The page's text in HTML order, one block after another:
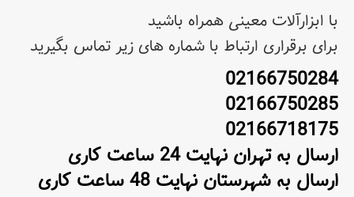
با ابزارآلات معینی همراه باشید
برای برقراری ارتباط با شماره های زیر تماس بگیرید
02166750284
02166750285
02166718175
ارسال به تهران نهایت 24 ساعت کاری
ارسال به شهرستان نهایت 48 ساعت کاری